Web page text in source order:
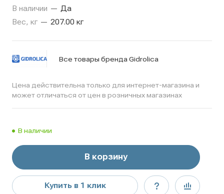
В наличии — Да
Вес, кг — 207.00 кг
Все товары бренда Gidrolica
Цена действительна только для интернет-магазина и
может отличаться от цен в розничных магазинах
В наличии
В корзину
Купить в 1 клик